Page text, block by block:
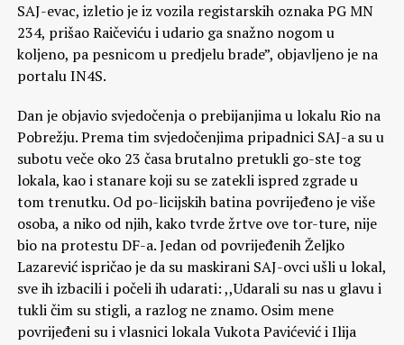
SAJ-evac, izletio je iz vozila registarskih oznaka PG MN
234, prišao Raičeviću i udario ga snažno nogom u
koljeno, pa pesnicom u predjelu brade”, objavljeno je na
portalu IN4S.
Dan je objavio svjedočenja o prebijanjima u lokalu Rio na
Pobrežju. Prema tim svjedočenjima pripadnici SAJ-a su u
subotu veče oko 23 časa brutalno pretukli go-ste tog
lokala, kao i stanare koji su se zatekli ispred zgrade u
tom trenutku. Od po-licijskih batina povrijeđeno je više
osoba, a niko od njih, kako tvrde žrtve ove tor-ture, nije
bio na protestu DF-a. Jedan od povrijeđenih Željko
Lazarević ispričao je da su maskirani SAJ-ovci ušli u lokal,
sve ih izbacili i počeli ih udarati: ,,Udarali su nas u glavu i
tukli čim su stigli, a razlog ne znamo. Osim mene
povrijeđeni su i vlasnici lokala Vukota Pavićević i Ilija